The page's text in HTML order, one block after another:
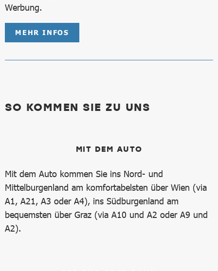
Werbung.
MEHR INFOS
SO KOMMEN SIE ZU UNS
MIT DEM AUTO
Mit dem Auto kommen Sie ins Nord- und
Mittelburgenland am komfortabelsten über Wien (via
A1, A21, A3 oder A4), ins Südburgenland am
bequemsten über Graz (via A10 und A2 oder A9 und
A2).